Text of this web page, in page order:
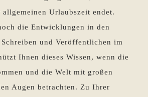
allgemeinen Urlaubszeit endet.
die Entwicklungen in den
und Veröffentlichen im
Ihnen dieses Wissen, wenn die
und die Welt mit großen
Augen betrachten. Zu Ihrer